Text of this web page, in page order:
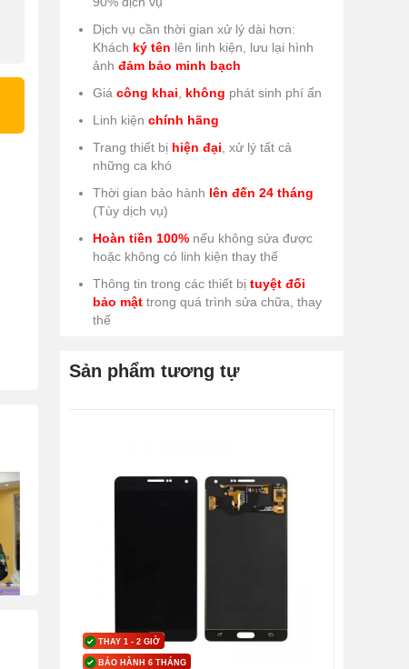
Dịch vụ cần thời gian xử lý dài hơn:
Khách ký tên lên linh kiện, lưu lại hình
ảnh đảm bảo minh bạch
Giá công khai không phát sinh phí ẩn
Linh kiện chính hãng
Trang thiết bị hiện đại , xử lý tất cả
những ca khó
Thời gian bảo hành lên đến 24 tháng
(Tùy dịch vụ)
Hoàn tiền 100% nếu không sửa được
hoặc không có linh kiện thay thế
Thông tin trong các thiết bị tuyệt đối
bảo mật trong quá trình sửa chữa, thay
thế
Sản phẩm tương tự
THAY 1 - 2 GIỜ
BẢO HÀNH 6 THÁNG